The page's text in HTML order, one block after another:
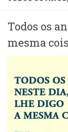
Todos os
mesma